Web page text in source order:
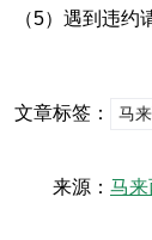
（5）遇到违
文章标签： 马
来源： 马来